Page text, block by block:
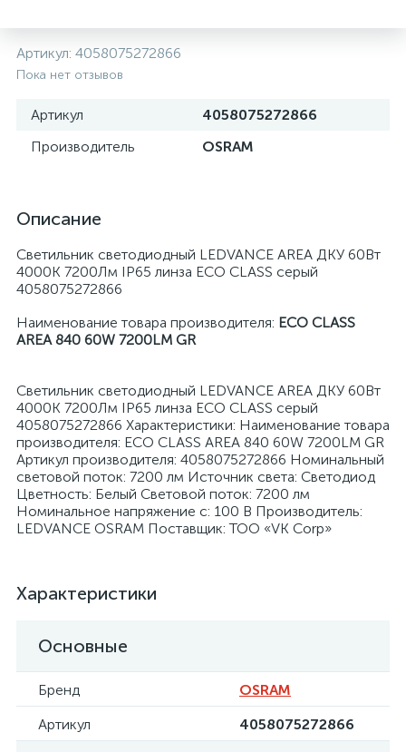
Артикул: 4058075272866
Пока нет отзывов
Артикул
4058075272866
Производитель
OSRAM
Описание
Светильник светодиодный LEDVANCE AREA ДКУ 60Вт
4000К 7200Лм IP65 линза ECO CLASS серый
4058075272866
Наименование товара производителя: ECO CLASS
AREA 840 60W 7200LM GR
Светильник светодиодный LEDVANCE AREA ДКУ 60Вт
4000К 7200Лм IP65 линза ECO CLASS серый
4058075272866 Характеристики: Наименование товара
производителя: ECO CLASS AREA 840 60W 7200LM GR
Артикул производителя: 4058075272866 Номинальный
световой поток: 7200 лм Источник света: Светодиод
Цветность: Белый Световой поток: 7200 лм
Номинальное напряжение с: 100 В Производитель:
LEDVANCE OSRAM Поставщик: ТОО «VK Corp»
Характеристики
Основные
Бренд
OSRAM
Артикул
4058075272866